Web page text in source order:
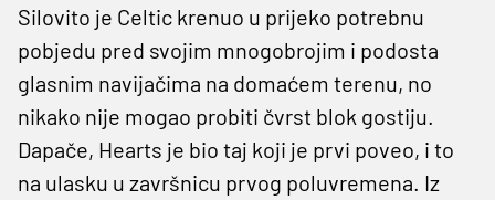
Silovito je Celtic krenuo u prijeko potrebnu
pobjedu pred svojim mnogobrojim i podosta
glasnim navijačima na domaćem terenu, no
nikako nije mogao probiti čvrst blok gostiju.
Dapače, Hearts je bio taj koji je prvi poveo, i to
na ulasku u završnicu prvog poluvremena. Iz